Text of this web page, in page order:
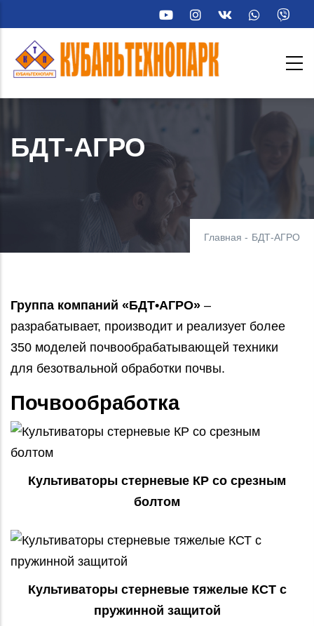
к
основному
содержанию
БДТ-АГРО
Главная - БДТ-АГРО
Группа компаний «БДТ•АГРО» –
разрабатывает, производит и реализует более
350 моделей почвообрабатывающей техники
для безотвальной обработки почвы.
Почвообработка
Культиваторы стерневые КР со срезным
болтом
Культиваторы стерневые тяжелые КСТ с
пружинной защитой